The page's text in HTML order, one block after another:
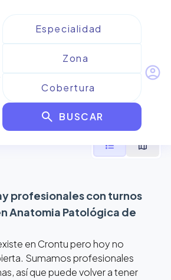
search BUSCAR
account_circle
paraAnatomia
de OSPAP
format_list_bulleted map
profesionales con turnos
Anatomia Patológica de
en Crontu pero hoy no
Sumamos profesionales
así que puede volver a tener